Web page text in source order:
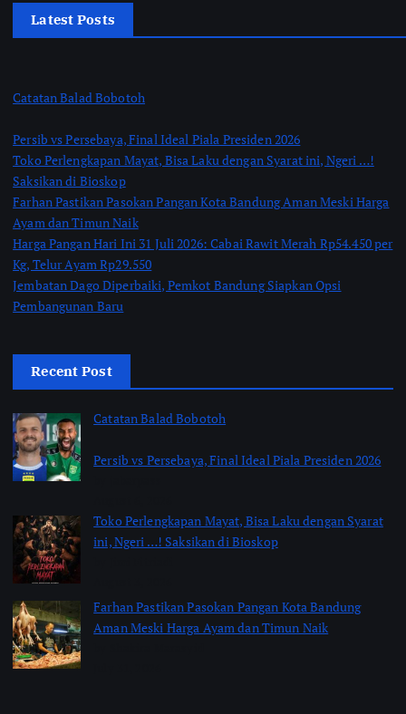
Latest Posts
Catatan Balad Bobotoh
Persib vs Persebaya, Final Ideal Piala Presiden 2026
Toko Perlengkapan Mayat, Bisa Laku dengan Syarat ini, Ngeri …!
Saksikan di Bioskop
Farhan Pastikan Pasokan Pangan Kota Bandung Aman Meski Harga
Ayam dan Timun Naik
Harga Pangan Hari Ini 31 Juli 2026: Cabai Rawit Merah Rp54.450 per
Kg, Telur Ayam Rp29.550
Jembatan Dago Diperbaiki, Pemkot Bandung Siapkan Opsi
Pembangunan Baru
Recent Post
Catatan Balad Bobotoh
Persib vs Persebaya, Final Ideal Piala Presiden 2026
Toko Perlengkapan Mayat, Bisa Laku dengan Syarat
ini, Ngeri …! Saksikan di Bioskop
Farhan Pastikan Pasokan Pangan Kota Bandung
Aman Meski Harga Ayam dan Timun Naik